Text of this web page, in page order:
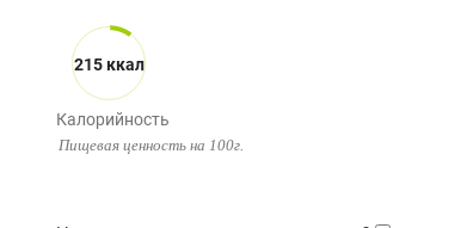
215 ккал
Калорийность
Пищевая ценность на 100г.